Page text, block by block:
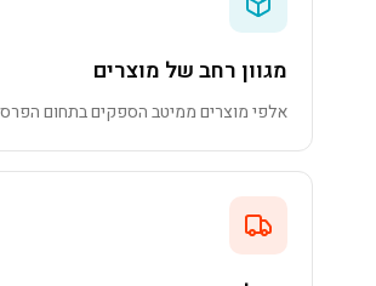
מגוון רחב של מוצרים
אלפי מוצרים ממיטב הספקים בתחום